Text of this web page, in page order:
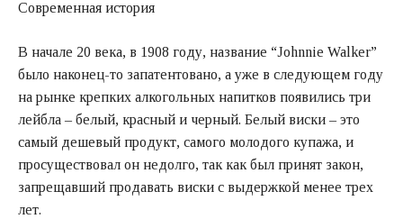
Современная история
В начале 20 века, в 1908 году, название “Johnnie Walker”
было наконец-то запатентовано, а уже в следующем году
на рынке крепких алкогольных напитков появились три
лейбла – белый, красный и черный. Белый виски – это
самый дешевый продукт, самого молодого купажа, и
просуществовал он недолго, так как был принят закон,
запрещавший продавать виски с выдержкой менее трех
лет.